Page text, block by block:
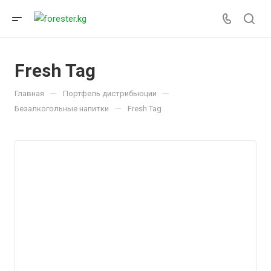
Fresh Tag
Главная — Портфель дистрибьюции —
Безалкогольные напитки — Fresh Tag